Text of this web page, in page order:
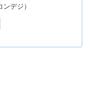
デジ）